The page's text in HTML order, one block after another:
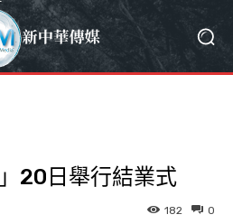
20日舉行結業式
0
182